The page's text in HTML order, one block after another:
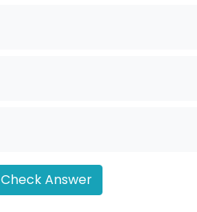
Check Answer